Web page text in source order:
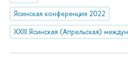
Ясинская конференция 2022